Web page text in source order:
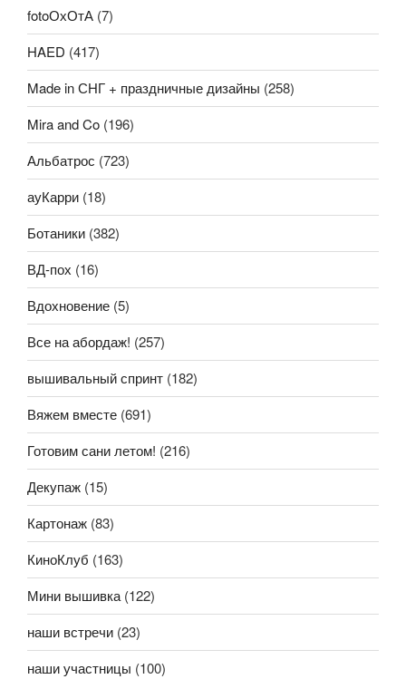
fotoОхОтА (7)
HAED (417)
Made in СНГ + праздничные дизайны (258)
Mira and Co (196)
Альбатрос (723)
ауКарри (18)
Ботаники (382)
ВД-пох (16)
Вдохновение (5)
Все на абордаж! (257)
вышивальный спринт (182)
Вяжем вместе (691)
Готовим сани летом! (216)
Декупаж (15)
Картонаж (83)
КиноКлуб (163)
Мини вышивка(122)
наши встречи (23)
наши участницы (100)